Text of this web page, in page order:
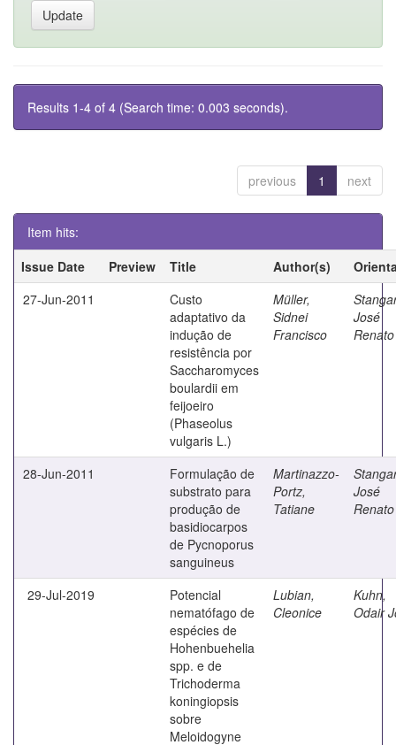
Results 1-4 of 4 (Search time: 0.003 seconds).
previous 1 next
Item hits:
Issue Date
Preview Title Author(s)
27-Jun-2011
Custo
adaptativo da
indução de
resistência por
Saccharomyces
boulardii em
feijoeiro
(Phaseolus
vulgaris L.)
Müller,
Sidnei
Francisco
José
Renato
28-Jun-2011
Formulação de
substrato para
produção de
basidiocarpos
de Pycnoporus
sanguineus
Martinazzo-
Portz,
Tatiane
José
Renato
29-Jul-2019
Potencial
nematófago de
espécies de
Hohenbuehelia
spp. e de
Trichoderma
koningiopsis
sobre
Meloidogyne
Lubian,
Cleonice
Kuhn,
Odair